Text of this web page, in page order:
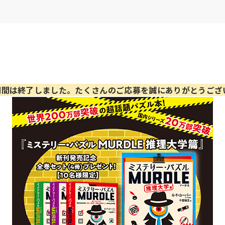
は終了しました。たくさんのご応募を誠にありがとうござ